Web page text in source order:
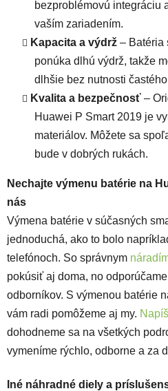
bezproblémovú integráciu
vaším zariadením.
Kapacita a výdrž – Batéria
ponúka dlhú výdrž, takže
dlhšie bez nutnosti
Kvalita a bezpečnosť –
Huawei P Smart 2019 je
materiálov. Môžete sa
bude v dobrých rukách.
Nechajte výmenu batérie na
nás
Výmena batérie v súčasných
jednoduchá, ako to bolo
telefónoch. So správnym
pokúsiť aj doma, no
odborníkov. S výmenou batérie
vám radi pomôžeme aj my.
dohodneme sa na všetkých
vymeníme rýchlo, odborne a za
Iné náhradné diely a